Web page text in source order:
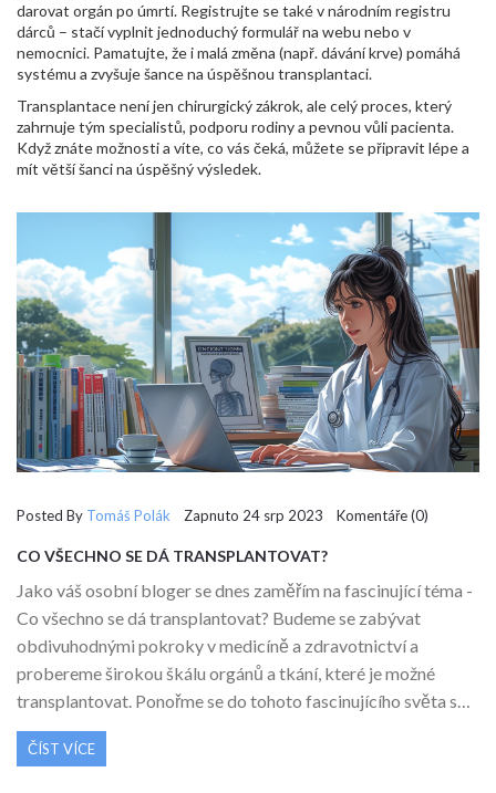
darovat orgán po úmrtí. Registrujte se také v národním registru
dárců – stačí vyplnit jednoduchý formulář na webu nebo v
nemocnici. Pamatujte, že i malá změna (např. dávání krve) pomáhá
systému a zvyšuje šance na úspěšnou transplantaci.
Transplantace není jen chirurgický zákrok, ale celý proces, který
zahrnuje tým specialistů, podporu rodiny a pevnou vůli pacienta.
Když znáte možnosti a víte, co vás čeká, můžete se připravit lépe a
mít větší šanci na úspěšný výsledek.
Posted By Tomáš Polák Zapnuto 24 srp 2023 Komentáře (0)
CO VŠECHNO SE DÁ TRANSPLANTOVAT?
Jako váš osobní bloger se dnes zaměřím na fascinující téma -
Co všechno se dá transplantovat? Budeme se zabývat
obdivuhodnými pokroky v medicíně a zdravotnictví a
probereme širokou škálu orgánů a tkání, které je možné
transplantovat. Ponořme se do tohoto fascinujícího světa s
otevřenou myslí a zvědavostí. Připravte se na objevování
nových poznatků a užijte si cestu do hlubin této nekončící
ČÍST VÍCE